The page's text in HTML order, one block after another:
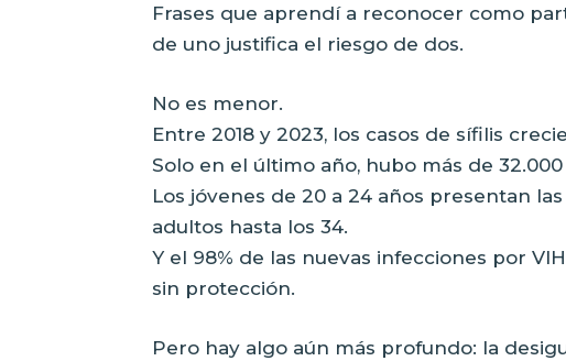
Frases que aprendí a reconocer como
de uno justifica el riesgo de dos.
No es menor.
Entre 2018 y 2023, los casos de sífilis
Solo en el último año, hubo más de
Los jóvenes de 20 a 24 años presentan
adultos hasta los 34.
Y el 98% de las nuevas infecciones por
sin protección.
Pero hay algo aún más profundo: la